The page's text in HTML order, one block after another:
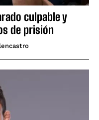
culpable y
de prisión